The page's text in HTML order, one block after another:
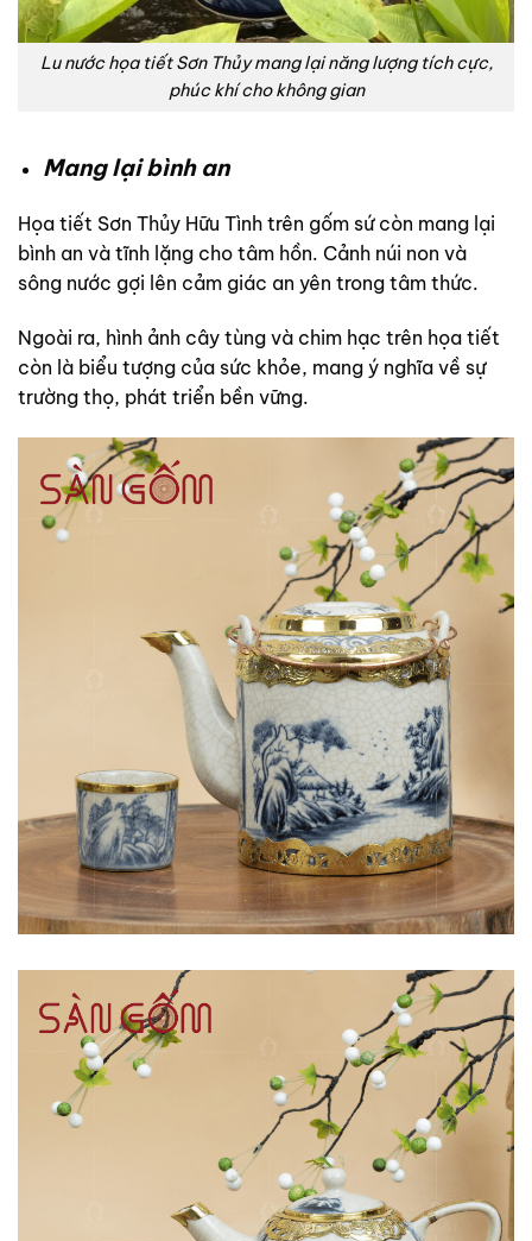
Lu nước họa tiết Sơn Thủy mang lại năng lượng tích cực,
phúc khí cho không gian
Mang lại bình an
Họa tiết Sơn Thủy Hữu Tình trên gốm sứ còn mang lại
bình an và tĩnh lặng cho tâm hồn. Cảnh núi non và
sông nước gợi lên cảm giác an yên trong tâm thức.
Ngoài ra, hình ảnh cây tùng và chim hạc trên họa tiết
còn là biểu tượng của sức khỏe, mang ý nghĩa về sự
trường thọ, phát triển bền vững.